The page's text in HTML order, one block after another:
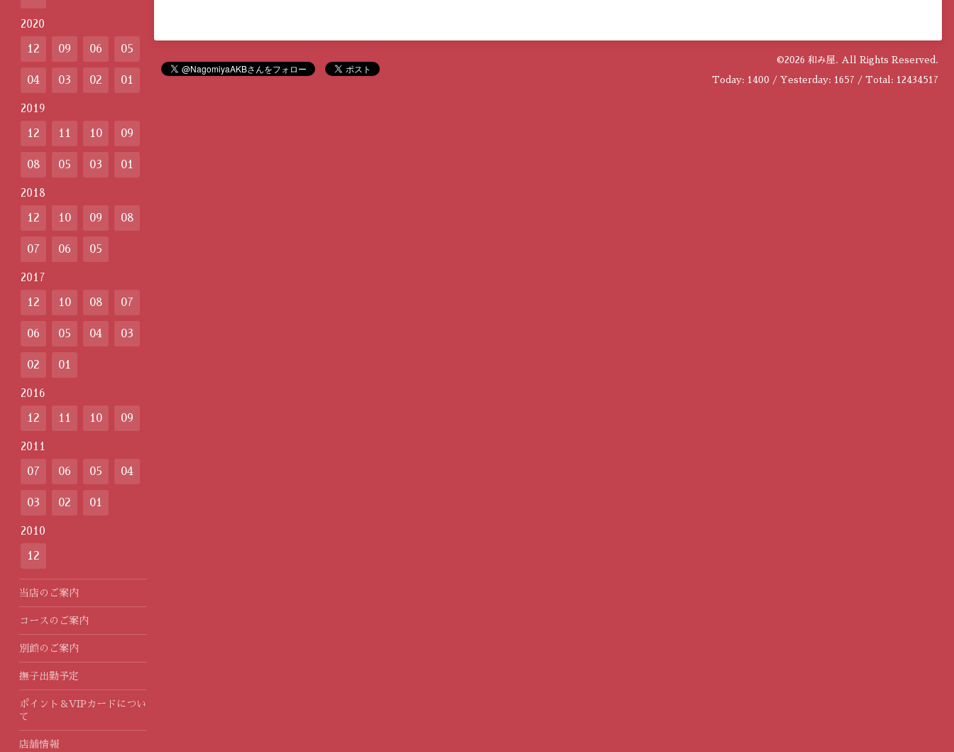
©2026 和み屋. All Rights Reserved.
Today: 1400 / Yesterday: 1657 / Total: 12434517
2020
12 09 06 05
04 03 02 01
2019
12 11 10 09
08 05 03 01
2018
12 10 09 08
07 06 05
2017
12 10 08 07
06 05 04 03
02 01
2016
12 11 10 09
2011
07 06 05 04
03 02 01
2010
12
当店のご案内
コースのご案内
別館のご案内
撫子出勤予定
ポイント＆VIPカードについ
て
店舗情報